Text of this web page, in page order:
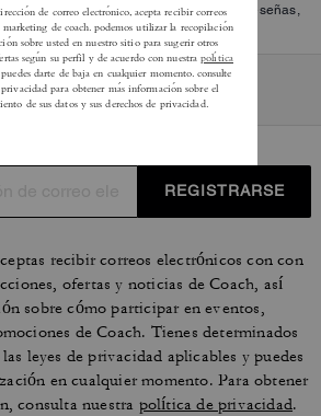
sobre cómo verificamos nuestras reseñas,
lee másaquí.
de piel / Tarjeteros
REGISTRARSE
recibir correos electrónicos con con
ofertas y noticias de Coach, así
sobre cómo participar en eventos,
de Coach. Tienes determinados
leyes de privacidad aplicables y puedes
en cualquier momento. Para obtener
consulta nuestra política de privacidad.